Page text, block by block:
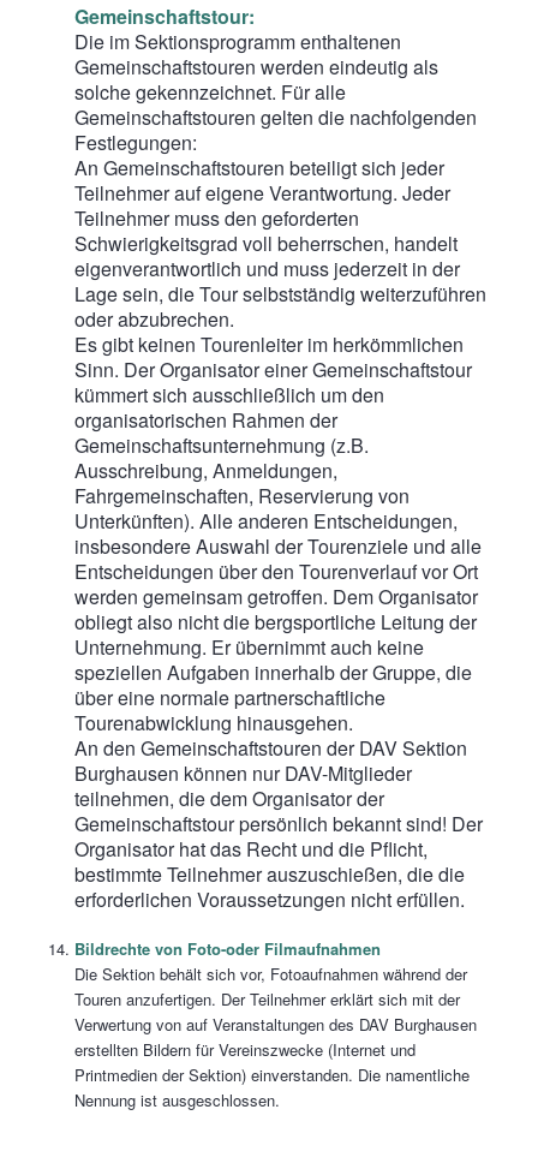
Gemeinschaftstour:
Die im Sektionsprogramm enthaltenen
Gemeinschaftstouren werden eindeutig als
solche gekennzeichnet. Für alle
Gemeinschaftstouren gelten die nachfolgenden
Festlegungen:
An Gemeinschaftstouren beteiligt sich jeder
Teilnehmer auf eigene Verantwortung. Jeder
Teilnehmer muss den geforderten
Schwierigkeitsgrad voll beherrschen, handelt
eigenverantwortlich und muss jederzeit in der
Lage sein, die Tour selbstständig weiterzuführen
oder abzubrechen.
Es gibt keinen Tourenleiter im herkömmlichen
Sinn. Der Organisator einer Gemeinschaftstour
kümmert sich ausschließlich um den
organisatorischen Rahmen der
Gemeinschaftsunternehmung (z.B.
Ausschreibung, Anmeldungen,
Fahrgemeinschaften, Reservierung von
Unterkünften). Alle anderen Entscheidungen,
insbesondere Auswahl der Tourenziele und alle
Entscheidungen über den Tourenverlauf vor Ort
werden gemeinsam getroffen. Dem Organisator
obliegt also nicht die bergsportliche Leitung der
Unternehmung. Er übernimmt auch keine
speziellen Aufgaben innerhalb der Gruppe, die
über eine normale partnerschaftliche
Tourenabwicklung hinausgehen.
An den Gemeinschaftstouren der DAV Sektion
Burghausen können nur DAV-Mitglieder
teilnehmen, die dem Organisator der
Gemeinschaftstour persönlich bekannt sind! Der
Organisator hat das Recht und die Pflicht,
bestimmte Teilnehmer auszuschießen, die die
erforderlichen Voraussetzungen nicht erfüllen.
Bildrechte von Foto-oder Filmaufnahmen
Die Sektion behält sich vor, Fotoaufnahmen während der
Touren anzufertigen. Der Teilnehmer erklärt sich mit der
Verwertung von auf Veranstaltungen des DAV Burghausen
erstellten Bildern für Vereinszwecke (Internet und
Printmedien der Sektion) einverstanden. Die namentliche
Nennung ist ausgeschlossen.